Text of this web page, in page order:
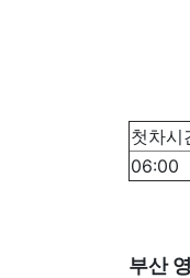
첫차시
06:00
부산